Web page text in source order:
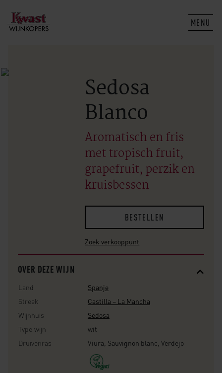
MENU
Sedosa
Blanco
Aromatisch en fris
met tropisch fruit,
grapefruit, perzik en
kruisbessen
BESTELLEN
Zoek verkooppunt
OVER DEZE WIJN
Land
Spanje
Streek
Castilla – La Mancha
Wijnhuis
Sedosa
Type wijn
wit
Druivenras
Viura, Sauvignon blanc, Verdejo